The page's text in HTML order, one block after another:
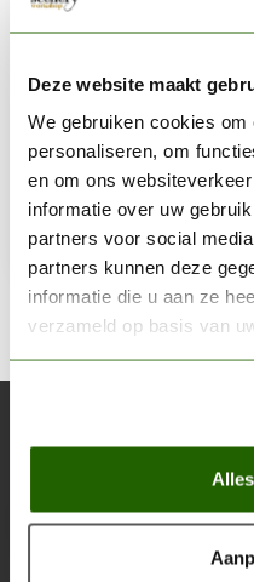
Deze website maakt
We gebruiken cookies
personaliseren, om
en om ons
informatie over uw
partners voor social
partners kunnen deze
informatie die u aan ze
verzameld op basis van
FlexiSander Dual Grit
Vallejo Tools - T04003
Niet op voorraad